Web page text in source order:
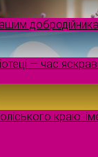
— час
краю: